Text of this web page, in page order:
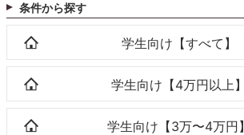
条件から探す
学生向け【すべて】
学生向け【4万円以上】
学生向け【3万〜4万円】